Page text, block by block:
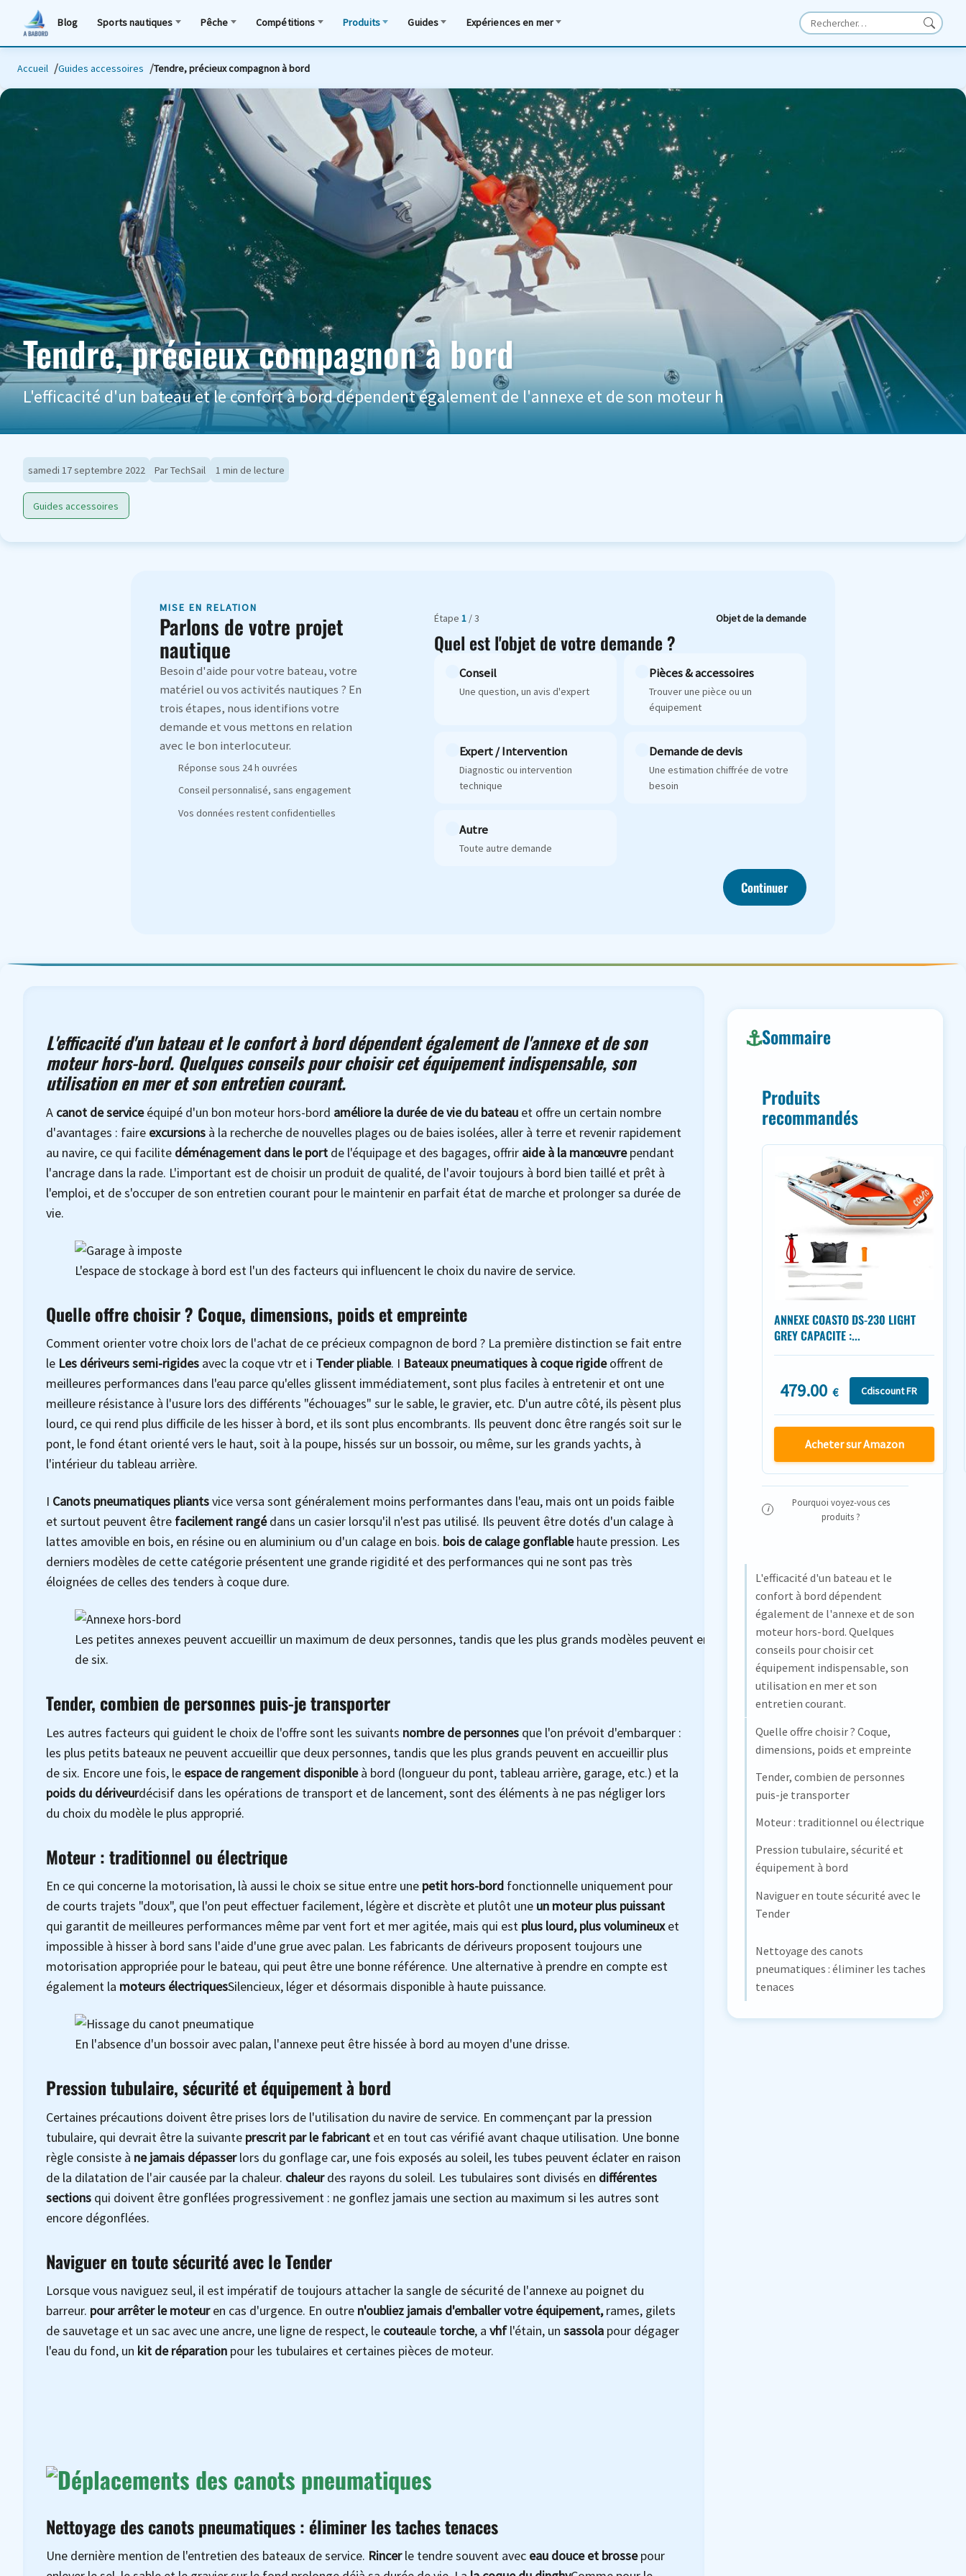
Blog Sports nautiques Pêche Compétitions Produits Guides Expériences en mer
Accueil Guides accessoires Tendre, précieux compagnon à bord
Tendre, précieux compagnon à bord
L'efficacité d'un bateau et le confort à bord dépendent également de l'annexe et de son moteur h
samedi 17 septembre 2022 Par TechSail 1 min de lecture
Guides accessoires
MISE EN RELATION
Parlons de votre projet
nautique
Besoin d'aide pour votre bateau, votre
matériel ou vos activités nautiques ? En
trois étapes, nous identifions votre
demande et vous mettons en relation
avec le bon interlocuteur.
Réponse sous 24 h ouvrées
Conseil personnalisé, sans engagement
Vos données restent confidentielles
Étape1 / 3 Objet de la demande
Quel est l'objet de votre demande ?
Conseil
Une question, un avis d'expert
Pièces & accessoires
Trouver une pièce ou un
équipement
Expert / Intervention
Diagnostic ou intervention
technique
Demande de devis
Une estimation chiffrée de votre
besoin
Autre
Toute autre demande
Continuer
L'efficacité d'un bateau et le confort à bord dépendent également de l'annexe et de son
moteur hors-bord. Quelques conseils pour choisir cet équipement indispensable, son
utilisation en mer et son entretien courant.
A canot de serviceéquipé d'un bon moteur hors-bord améliore la durée de vie du bateau et offre un certain nombre
d'avantages : faire excursions à la recherche de nouvelles plages ou de baies isolées, aller à terre et revenir rapidement
au navire, ce qui facilite déménagement dans le port de l'équipage et des bagages, offrir aide à la manœuvrependant
l'ancrage dans la rade. L'important est de choisir un produit de qualité, de l'avoir toujours à bord bien taillé et prêt à
l'emploi, et de s'occuper de son entretien courant pour le maintenir en parfait état de marche et prolonger sa durée de
vie.
L'espace de stockage à bord est l'un des facteurs qui influencent le choix du navire de service.
Quelle offre choisir ? Coque, dimensions, poids et empreinte
Comment orienter votre choix lors de l'achat de ce précieux compagnon de bord ? La première distinction se fait entre
le Les dériveurs semi-rigides avec la coque vtr et i Tender pliable. I Bateaux pneumatiques à coque rigideoffrent de
meilleures performances dans l'eau parce qu'elles glissent immédiatement, sont plus faciles à entretenir et ont une
meilleure résistance à l'usure lors des différents "échouages" sur le sable, le gravier, etc. D'un autre côté, ils pèsent plus
lourd, ce qui rend plus difficile de les hisser à bord, et ils sont plus encombrants. Ils peuvent donc être rangés soit sur le
pont, le fond étant orienté vers le haut, soit à la poupe, hissés sur un bossoir, ou même, sur les grands yachts, à
l'intérieur du tableau arrière.
I Canots pneumatiques pliantsvice versa sont généralement moins performantes dans l'eau, mais ont un poids faible
et surtout peuvent être facilement rangédans un casier lorsqu'il n'est pas utilisé. Ils peuvent être dotés d'un calage à
lattes amovible en bois, en résine ou en aluminium ou d'un calage en bois. bois de calage gonflablehaute pression. Les
derniers modèles de cette catégorie présentent une grande rigidité et des performances qui ne sont pas très
éloignées de celles des tenders à coque dure.
Les petites annexes peuvent accueillir un maximum de deux personnes, tandis que les plus grands modèles peuvent en accueillir plus
de six.
Tender, combien de personnes puis-je transporter
Les autres facteurs qui guident le choix de l'offre sont les suivants nombre de personnes que l'on prévoit d'embarquer :
les plus petits bateaux ne peuvent accueillir que deux personnes, tandis que les plus grands peuvent en accueillir plus
de six. Encore une fois, le espace de rangement disponibleà bord (longueur du pont, tableau arrière, garage, etc.) et la
poids du dériveurdécisif dans les opérations de transport et de lancement, sont des éléments à ne pas négliger lors
du choix du modèle le plus approprié.
Moteur : traditionnel ou électrique
En ce qui concerne la motorisation, là aussi le choix se situe entre une petit hors-bord fonctionnelle uniquement pour
de courts trajets "doux", que l'on peut effectuer facilement, légère et discrète et plutôt une un moteur plus puissant
qui garantit de meilleures performances même par vent fort et mer agitée, mais qui est plus lourd, plusvolumineuxet
impossible à hisser à bord sans l'aide d'une grue avec palan. Les fabricants de dériveurs proposent toujours une
motorisation appropriée pour le bateau, qui peut être une bonne référence. Une alternative à prendre en compte est
également la moteurs électriquesSilencieux, léger et désormais disponible à haute puissance.
En l'absence d'un bossoir avec palan, l'annexe peut être hissée à bord au moyen d'une drisse.
Pression tubulaire, sécurité et équipement à bord
Certaines précautions doivent être prises lors de l'utilisation du navire de service. En commençant par la pression
tubulaire, qui devrait être la suivante prescrit par le fabricant et en tout cas vérifié avant chaque utilisation. Une bonne
règle consiste à ne jamais dépasserlors du gonflage car, une fois exposés au soleil, les tubes peuvent éclater en raison
de la dilatation de l'air causée par la chaleur. chaleurdes rayons du soleil. Les tubulaires sont divisés en différentes
sections qui doivent être gonflées progressivement : ne gonflez jamais une section au maximum si les autres sont
encore dégonflées.
Naviguer en toute sécurité avec le Tender
Lorsque vous naviguez seul, il est impératif de toujours attacher la sangle de sécurité de l'annexe au poignet du
barreur. pour arrêter le moteuren cas d'urgence. En outre n'oubliez jamais d'emballer votre équipement,rames, gilets
de sauvetage et un sac avec une ancre, une ligne de respect, le couteaule torche, a vhfl'étain, un sassola pour dégager
l'eau du fond, un kit de réparation pour les tubulaires et certaines pièces de moteur.
Nettoyage des canots pneumatiques : éliminer les taches tenaces
Une dernière mention de l'entretien des bateaux de service. Rincerle tendre souvent avec eau douce et brossepour
Sommaire
Produits
recommandés
ANNEXE COASTO DS-230 LIGHT
GREY CAPACITE :...
479.00 € Cdiscount FR
Acheter sur Amazon
i
Pourquoi voyez-vous ces
produits ?
L'efficacité d'un bateau et le
confort à bord dépendent
également de l'annexe et de son
moteur hors-bord. Quelques
conseils pour choisir cet
équipement indispensable, son
utilisation en mer et son
entretien courant.
Quelle offre choisir ? Coque,
dimensions, poids et empreinte
Tender, combien de personnes
puis-je transporter
Moteur : traditionnel ou électrique
Pression tubulaire, sécurité et
équipement à bord
Naviguer en toute sécurité avec le
Tender
Nettoyage des canots
pneumatiques : éliminer les taches
tenaces